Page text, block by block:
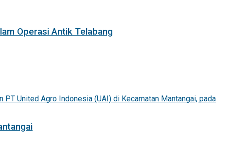
Operasi Antik Telabang